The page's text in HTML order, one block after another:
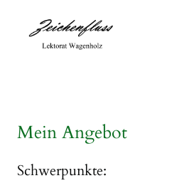
Mein Angebot
Schwerpunkte: